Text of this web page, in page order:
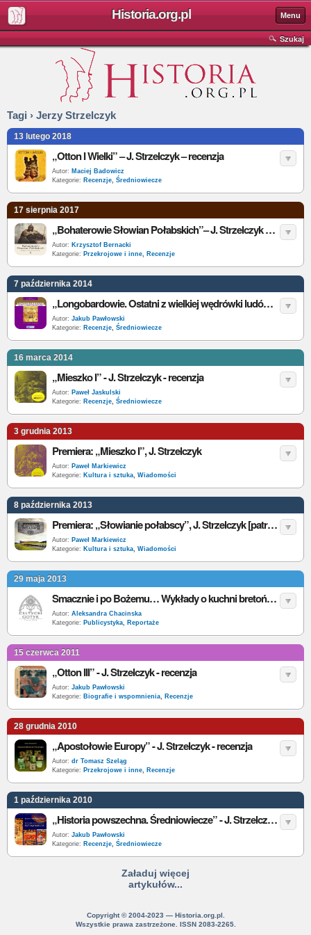
Historia.org.pl Menu
Szukaj
Tagi › Jerzy Strzelczyk
13 lutego 2018
„Otton I Wielki” – J. Strzelczyk – recenzja
Autor: Maciej Badowicz
Kategorie: Recenzje, Średniowiecze
17 sierpnia 2017
„Bohaterowie Słowian Połabskich”– J. Strzelczyk – recenzja
Autor: Krzysztof Bernacki
Kategorie: Przekrojowe i inne, Recenzje
7 października 2014
„Longobardowie. Ostatni z wielkiej wędrówki ludów. V-VIII wiek” - J. Strzelczyk
Autor: Jakub Pawłowski
Kategorie: Recenzje, Średniowiecze
16 marca 2014
„Mieszko I” - J. Strzelczyk - recenzja
Autor: Paweł Jaskulski
Kategorie: Recenzje, Średniowiecze
3 grudnia 2013
Premiera: „Mieszko I”, J. Strzelczyk
Autor: Paweł Markiewicz
Kategorie: Kultura i sztuka, Wiadomości
8 października 2013
Premiera: „Słowianie połabscy”, J. Strzelczyk [patronat]
Autor: Paweł Markiewicz
Kategorie: Kultura i sztuka, Wiadomości
29 maja 2013
Smacznie i po Bożemu… Wykłady o kuchni bretońskiej i chrystianizacji Irlandii w ramach festiwalu „Celtycki Gotyk. Toruń 2013”
Autor: Aleksandra Chacinska
Kategorie: Publicystyka, Reportaże
15 czerwca 2011
„Otton III” - J. Strzelczyk - recenzja
Autor: Jakub Pawłowski
Kategorie: Biografie i wspomnienia, Recenzje
28 grudnia 2010
„Apostołowie Europy” - J. Strzelczyk - recenzja
Autor: dr Tomasz Szeląg
Kategorie: Przekrojowe i inne, Recenzje
1 października 2010
„Historia powszechna. Średniowiecze” - J. Strzelczyk - recenzja
Autor: Jakub Pawłowski
Kategorie: Recenzje, Średniowiecze
Załaduj więcej
artykułów...
Copyright © 2004-2023 — Historia.org.pl.
Wszystkie prawa zastrzeżone. ISSN 2083-2265.